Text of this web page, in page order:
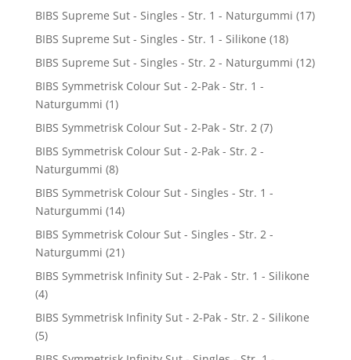
BIBS Supreme Sut - Singles - Str. 1 - Naturgummi (17)
BIBS Supreme Sut - Singles - Str. 1 - Silikone (18)
BIBS Supreme Sut - Singles - Str. 2 - Naturgummi (12)
BIBS Symmetrisk Colour Sut - 2-Pak - Str. 1 -
Naturgummi (1)
BIBS Symmetrisk Colour Sut - 2-Pak - Str. 2 (7)
BIBS Symmetrisk Colour Sut - 2-Pak - Str. 2 -
Naturgummi (8)
BIBS Symmetrisk Colour Sut - Singles - Str. 1 -
Naturgummi (14)
BIBS Symmetrisk Colour Sut - Singles - Str. 2 -
Naturgummi (21)
BIBS Symmetrisk Infinity Sut - 2-Pak - Str. 1 - Silikone
(4)
BIBS Symmetrisk Infinity Sut - 2-Pak - Str. 2 - Silikone
(5)